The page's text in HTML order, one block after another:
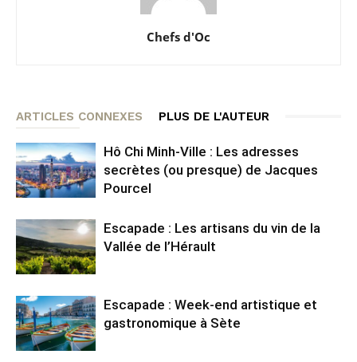
Chefs d'Oc
ARTICLES CONNEXES PLUS DE L'AUTEUR
Hô Chi Minh-Ville : Les adresses
secrètes (ou presque) de Jacques
Pourcel
Escapade : Les artisans du vin de la
Vallée de l’Hérault
Escapade : Week-end artistique et
gastronomique à Sète